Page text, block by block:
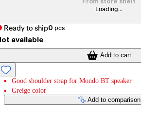
From store shelf
Loading...
Ready to ship0 pcs
available
Add to cart
Good shoulder strap for Mondo BT speaker
Greige color
Add to comparison